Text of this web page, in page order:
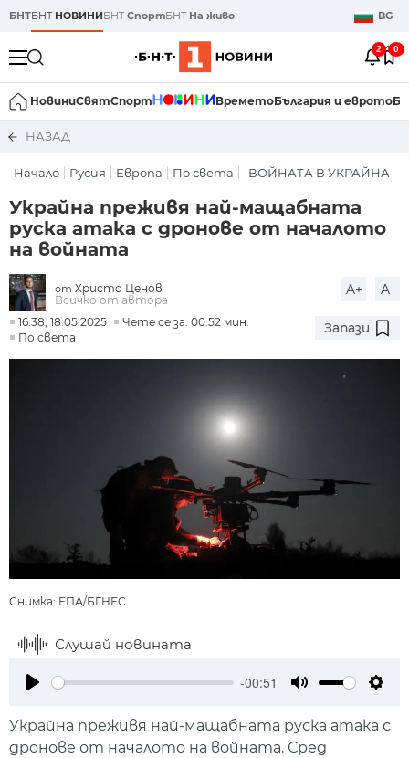
БНТБНТ НОВИНИБНТСпортБНТ На живо BG
2 0
НовиниСвятСпорт ВреметоБългария и еврото
НАЗАД
Начало Русия Европа По света ВОЙНАТА В УКРАЙНА
Украйна преживя най-мащабната
руска атака с дронове от началото
на войната
от Христо Ценов
Всичко от автора
A+ A-
16:38, 18.05.2025
Чете се за: 00:52 мин.
По света
Запази
Снимка: ЕПА/БГНЕС
Слушай новината
-00:51
Украйна преживя най-мащабната руска атака с
дронове от началото на войната. Сред